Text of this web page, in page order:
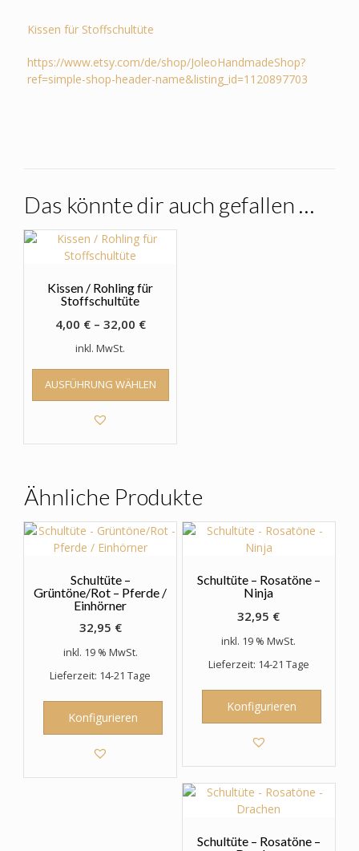
Kissen für Stoffschultüte
https://www.etsy.com/de/shop/JoleoHandmadeShop?
ref=simple-shop-header-name&listing_id=1120897703
Das könnte dir auch gefallen …
Kissen / Rohling für
Stoffschultüte
4,00 €– 32,00 €
inkl. MwSt.
AUSFÜHRUNG WÄHLEN
Dieses
weist
Optionen
können
auf
der
gewählt
werden
Ähnliche Produkte
Schultüte –
Grüntöne/Rot – Pferde /
Einhörner
32,95 €
inkl. 19 % MwSt.
Lieferzeit: 14-21 Tage
Konfigurieren
Schultüte – Rosatöne –
Ninja
32,95 €
inkl. 19 % MwSt.
Lieferzeit: 14-21 Tage
Konfigurieren
Schultüte – Rosatöne –